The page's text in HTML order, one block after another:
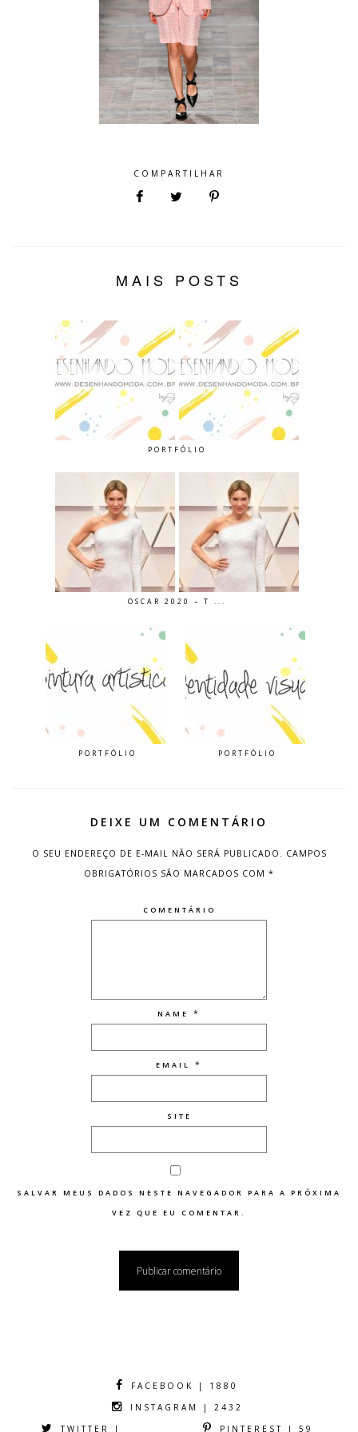
COMPARTILHAR
MAIS POSTS
PORTFÓLIO
OSCAR 2020 – T ...
PORTFÓLIO PORTFÓLIO
DEIXE UM COMENTÁRIO
O SEU ENDEREÇO DE E-MAIL NÃO SERÁ PUBLICADO. CAMPOS
OBRIGATÓRIOS SÃO MARCADOS COM *
COMENTÁRIO
NAME *
EMAIL *
SITE
SALVAR MEUS DADOS NESTE NAVEGADOR PARA A PRÓXIMA
VEZ QUE EU COMENTAR.
FACEBOOK | 1880
INSTAGRAM | 2432
TWITTER |
PINTEREST | 59